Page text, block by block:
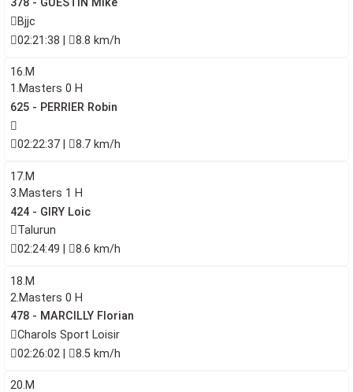
Bjjc
02:21:38 |
8.8 km/h
16.M
1.Masters 0 H
625 - PERRIER Robin
02:22:37 | 8.7 km/h
17.M
3.Masters 1 H
424 - GIRY Loic
Talurun
02:24:49 |
8.6 km/h
18.M
2.Masters 0 H
478 - MARCILLY Florian
Charols Sport Loisir
02:26:02 |
8.5 km/h
20.M